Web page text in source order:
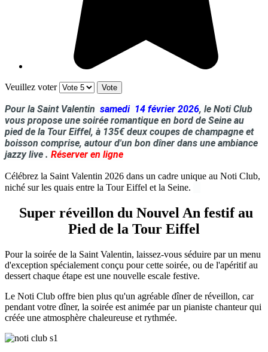
Veuillez voter
Pour la Saint Valentin samedi 14 février 2026, le Noti Club
vous propose une soirée romantique en bord de Seine au
pied de la Tour Eiffel, à 135€ deux coupes de champagne et
boisson comprise, autour d'un bon dîner dans une ambiance
jazzy live . Réserver en ligne
Célébrez la Saint Valentin 2026 dans un cadre unique au Noti Club,
niché sur les quais entre la Tour Eiffel et la Seine.
Super réveillon du Nouvel An festif au
Pied de la Tour Eiffel
Pour la soirée de la Saint Valentin, laissez-vous séduire par un menu
d'exception spécialement conçu pour cette soirée, ou de l'apéritif au
dessert chaque étape est une nouvelle escale festive.
Le Noti Club offre bien plus qu'un agréable dîner de réveillon, car
pendant votre dîner, la soirée est animée par un pianiste chanteur qui
créée une atmosphère chaleureuse et rythmée.